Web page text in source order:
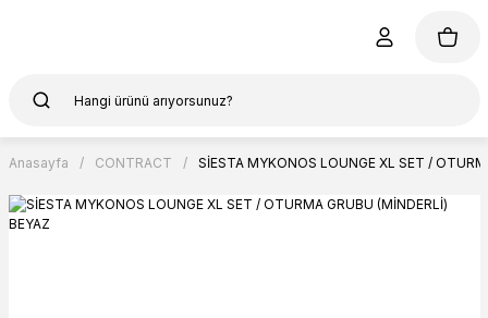
Anasayfa CONTRACT SİESTA MYKONOS LOUNGE XL SET /